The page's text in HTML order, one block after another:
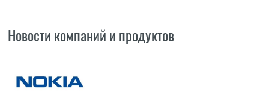
Новости компаний и продуктов